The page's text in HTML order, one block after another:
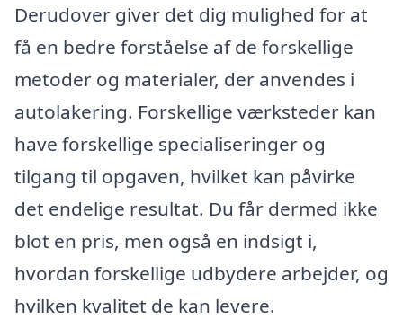
Derudover giver det dig mulighed for at
få en bedre forståelse af de forskellige
metoder og materialer, der anvendes i
autolakering. Forskellige værksteder kan
have forskellige specialiseringer og
tilgang til opgaven, hvilket kan påvirke
det endelige resultat. Du får dermed ikke
blot en pris, men også en indsigt i,
hvordan forskellige udbydere arbejder, og
hvilken kvalitet de kan levere.